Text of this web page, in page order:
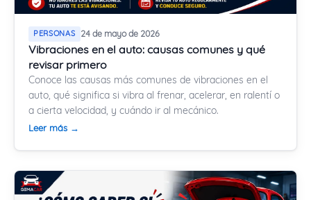
PERSONAS 24 de mayo de 2026
Vibraciones en el auto: causas comunes y qué
revisar primero
Conoce las causas más comunes de vibraciones en el
auto, qué significa si vibra al frenar, acelerar, en ralentí o
a cierta velocidad, y cuándo ir al mecánico.
Leer más →